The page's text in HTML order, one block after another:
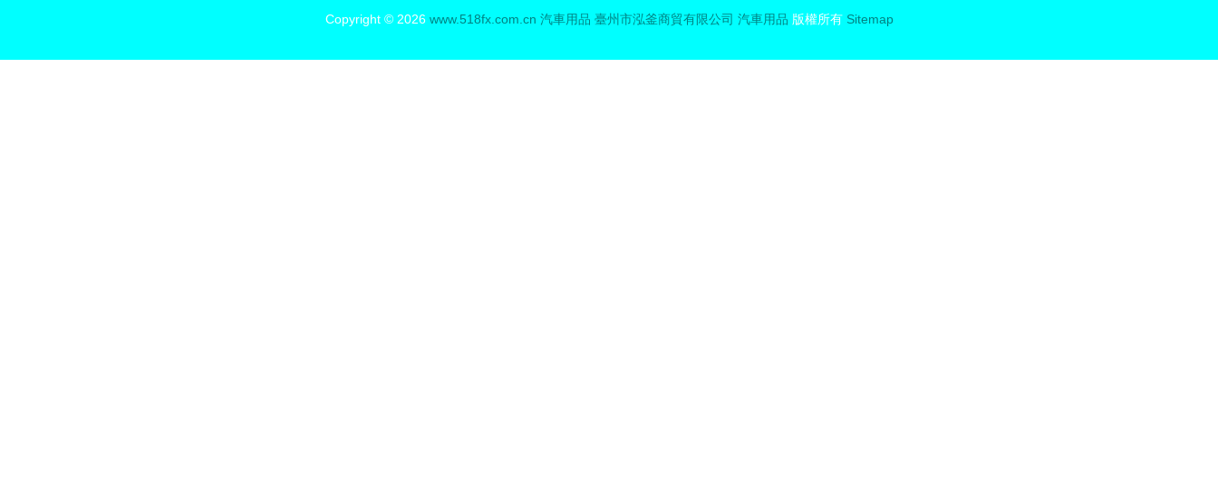
Copyright © 2026 www.518fx.com.cn 汽車用品 臺州市泓釜商貿有限公司 汽車用品 版權所有 Sitemap